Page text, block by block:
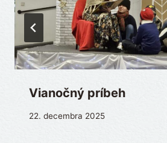
Vianočný príbeh
22. decembra 2025